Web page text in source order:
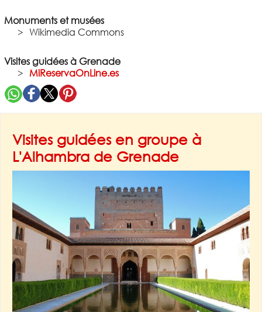
Monuments et musées
Wikimedia Commons
Visites guidées à Grenade
MiReservaOnLine.es
Visites guidées en groupe à
L'Alhambra de Grenade